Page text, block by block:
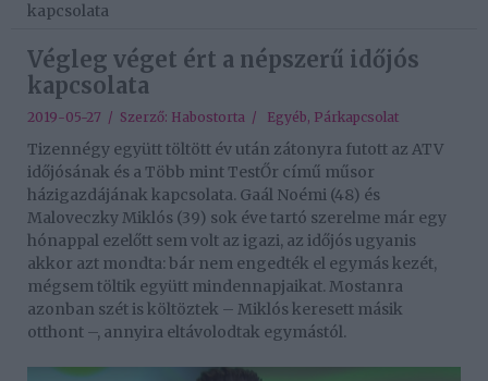
kapcsolata
Végleg véget ért a népszerű időjós
kapcsolata
2019-05-27 / Szerző: Habostorta / Egyéb, Párkapcsolat
Tizennégy együtt töltött év után zátonyra futott az ATV
időjósának és a Több mint TestŐr című műsor
házigazdájának kapcsolata. Gaál Noémi (48) és
Maloveczky Miklós (39) sok éve tartó szerelme már egy
hónappal ezelőtt sem volt az igazi, az időjós ugyanis
akkor azt mondta: bár nem engedték el egymás kezét,
mégsem töltik együtt mindennapjaikat. Mostanra
azonban szét is költöztek – Miklós keresett másik
otthont –, annyira eltávolodtak egymástól.